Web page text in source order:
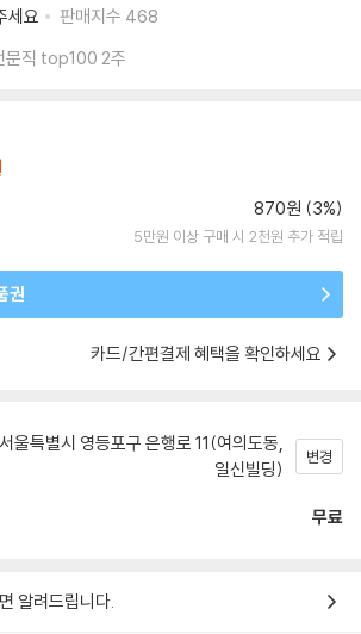
세요
판매지수 468
문직 top100 2주
870원 (3%)
5만원 이상 구매 시 2천원 추가 적립
권
카드/간편결제 혜택을 확인하세요
서울특별시 영등포구 은행로 11(여의도동,
일신빌딩)
변경
무료
알려드립니다.